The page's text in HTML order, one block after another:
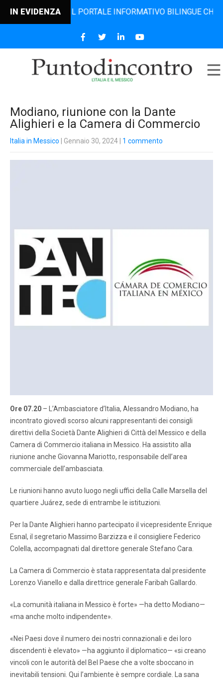
IN EVIDENZAIL PORTALE INFORMATIVO BILINGUE CHE DAL
Modiano, riunione con la Dante
Alighieri e la Camera di Commercio
Italia in Messico | Gennaio 30, 2024 1 commento
Ore 07.20 – L’Ambasciatore d’Italia, Alessandro Modiano, ha
incontrato giovedì scorso alcuni rappresentanti dei consigli
direttivi della Società Dante Alighieri di Città del Messico e della
Camera di Commercio italiana in Messico. Ha assistito alla
riunione anche Giovanna Mariotto, responsabile dell’area
commerciale dell’ambasciata.
Le riunioni hanno avuto luogo negli uffici della Calle Marsella del
quartiere Juárez, sede di entrambe le istituzioni.
Per la Dante Alighieri hanno partecipato il vicepresidente Enrique
Esnal, il segretario Massimo Barzizza e il consigliere Federico
Colella, accompagnati dal direttore generale Stefano Cara.
La Camera di Commercio è stata rappresentata dal presidente
Lorenzo Vianello e dalla direttrice generale Faribah Gallardo.
«La comunità italiana in Messico è forte» —ha detto Modiano—
«ma anche molto indipendente».
«Nei Paesi dove il numero dei nostri connazionali e dei loro
discendenti è elevato» —ha aggiunto il diplomatico— «si creano
vincoli con le autorità del Bel Paese che a volte sboccano in
inevitabili tensioni. Qui l’ambiente è sempre cordiale. La sana